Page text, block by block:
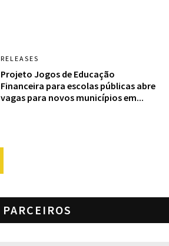
RELEASES
Projeto Jogos de Educação
Financeira para escolas públicas abre
vagas para novos municípios em...
PARCEIROS